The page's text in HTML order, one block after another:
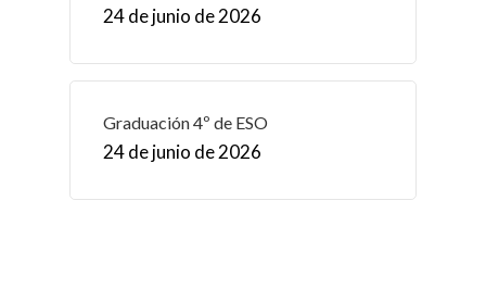
24 de junio de 2026
Graduación 4º de ESO
24 de junio de 2026